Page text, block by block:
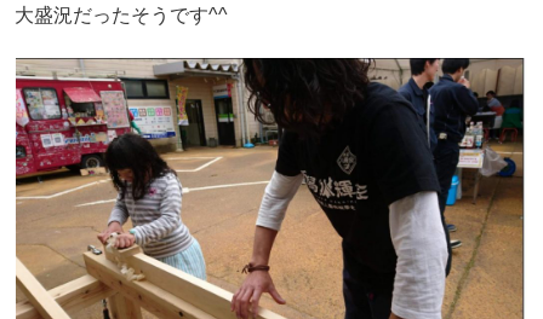
大盛況だったそうです^^